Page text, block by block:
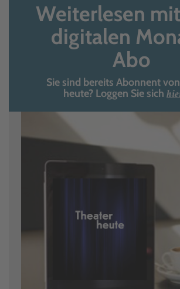
Weiterlesen
digitalen
Abo
Sie sind bereits Abonnent
heute? Loggen Sie sich